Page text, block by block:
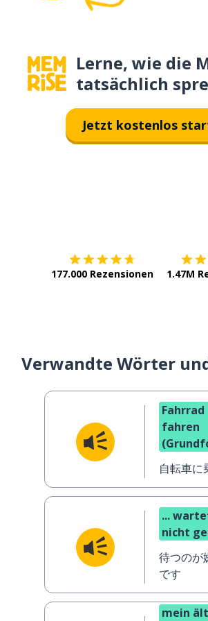
Lerne, wie die
tatsächlich
Jetzt kostenlos
177.000 Rezensionen 1.47M
Verwandte Wörter
Fahrrad
fahren
自転車に
...
nicht
待つのが
です
mein